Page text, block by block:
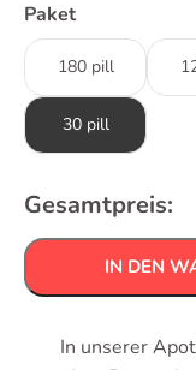
Paket
180 pill
30 pill
Gesamtpreis:
IN DEN
In unserer